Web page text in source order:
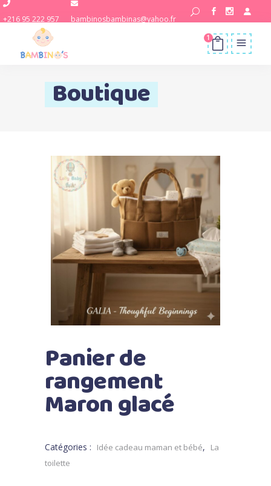
+216 95 222 957 bambinosbambinas@yahoo.fr
1
Boutique
Panier de
rangement
Maron glacé
Catégories : Idée cadeau maman et bébé,
La
toilette